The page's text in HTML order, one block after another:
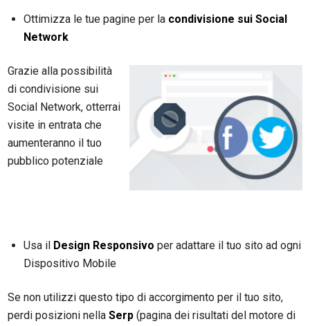
Ottimizza le tue pagine per la condivisione sui Social
Network
Grazie alla possibilità
di condivisione sui
Social Network, otterrai
visite in entrata che
aumenteranno il tuo
pubblico potenziale
Usa il Design Responsivo per adattare il tuo sito ad ogni
Dispositivo Mobile
Se non utilizzi questo tipo di accorgimento per il tuo sito,
perdi posizioni nellaSerp (pagina dei risultati del motore di